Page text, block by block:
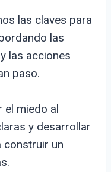
las claves para
las
las acciones
paso.
el miedo al
y desarrollar
construir un